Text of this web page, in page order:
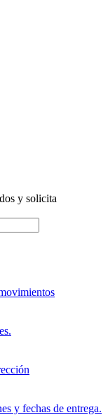
y solicita
y fechas de entrega.